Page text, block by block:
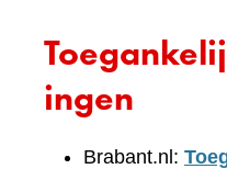
ingen
Brabant.nl: